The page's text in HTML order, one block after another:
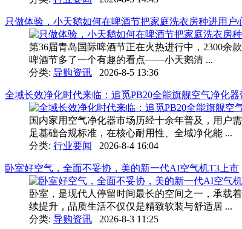
只做体验，小天鹅如何在啤酒节把家庭洗衣房种进用户
第36届青岛国际啤酒节正在火热进行中，2300余
啤酒节多了一个有趣的看点——小天鹅清 ...
分类: 导购资讯 2026-8-5 13:36
全域长效净化时代来临：追觅PB20全能旗舰空气净化
国内家用空气净化器市场历经十余年普及，用户
足基础合规标准，在核心耐用性、全域净化能 ...
分类: 行业要闻 2026-8-4 16:04
卧室好空气，全面不妥协，美的新一代AI空气机T3上市
卧室，是现代人停留时间最长的空间之一，承载
续提升，品质生活不仅仅是精致软装与舒适居 ...
分类: 导购资讯 2026-8-3 11:25